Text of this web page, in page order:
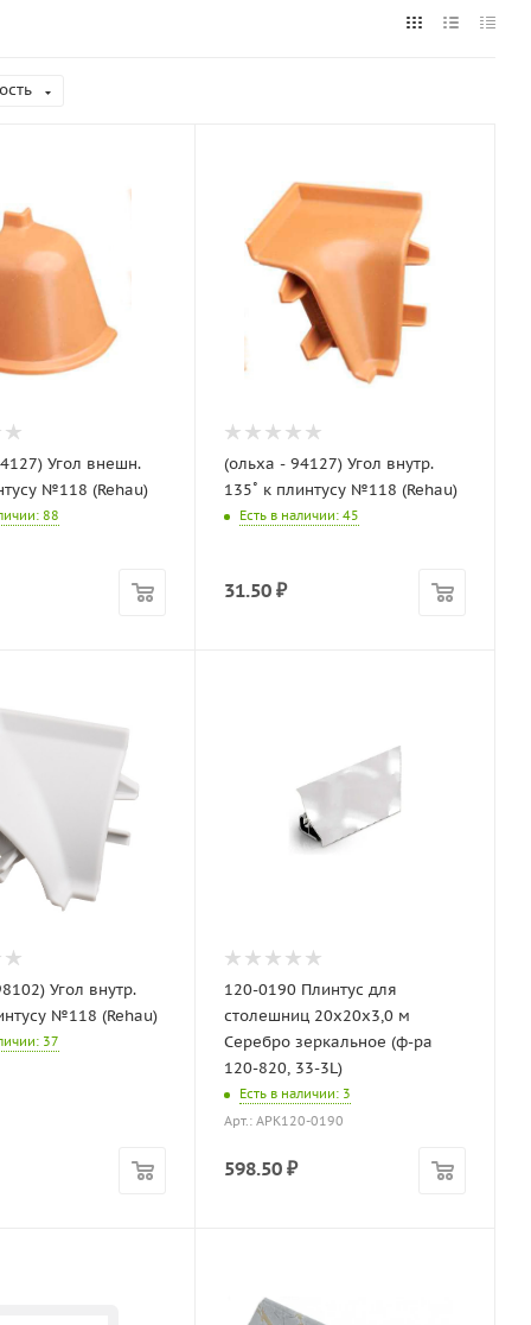
Угол внешн.
№118 (Rehau)
: 88
(ольха - 94127) Угол внутр.
135˚ к плинтусу №118 (Rehau)
Есть в наличии: 45
31.50 ₽
Угол внутр.
№118 (Rehau)
: 37
120-0190 Плинтус для
столешниц 20х20х3,0 м
Серебро зеркальное (ф-ра
120-820, 33-3L)
Есть в наличии: 3
Арт.: APK120-0190
598.50 ₽